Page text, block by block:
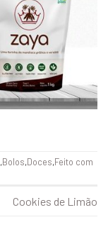
,Bolos,Doces,Feito com
Cookies de Limão